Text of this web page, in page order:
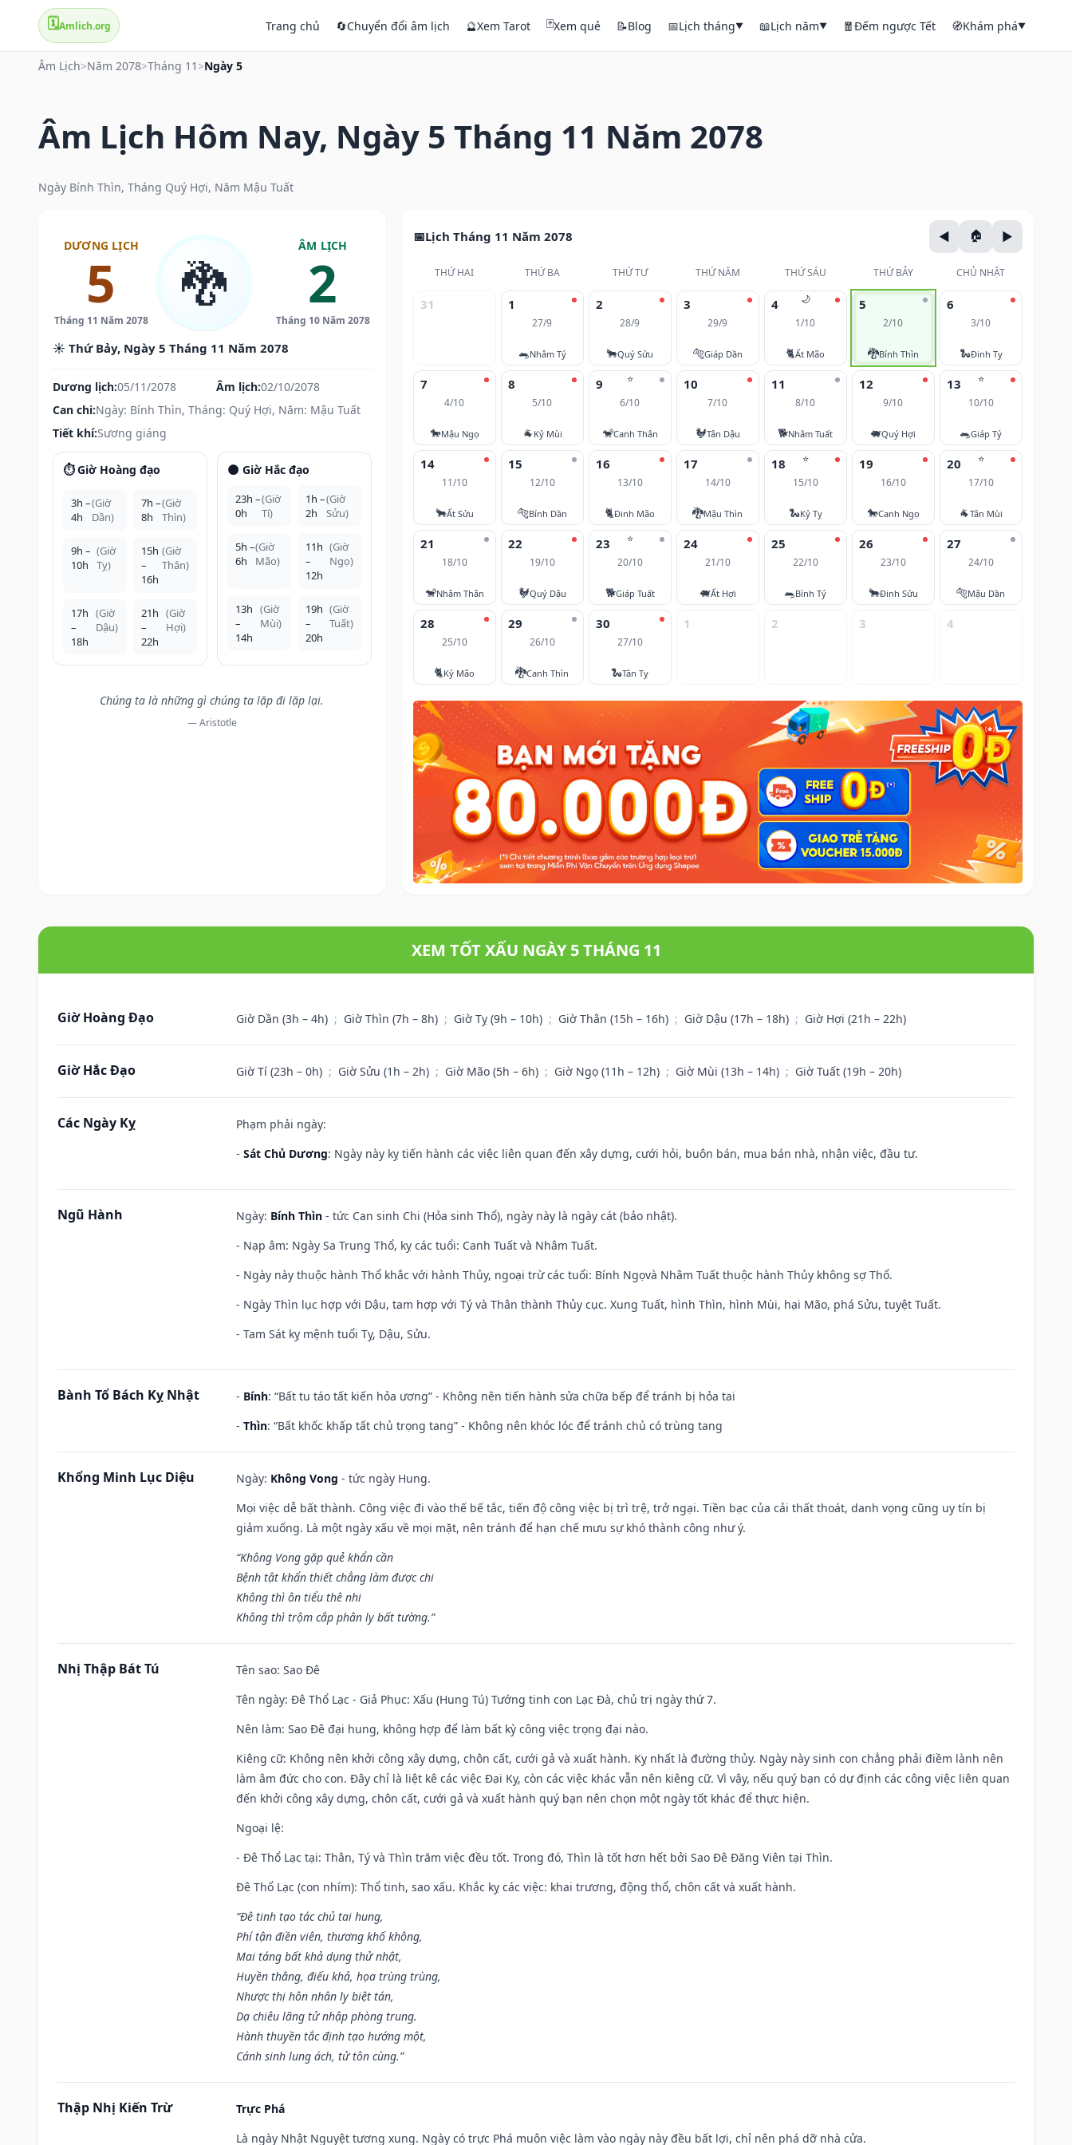
🗓️Amlich.org Trang chủ 🔄Chuyển đổi âm lịch 🔮Xem Tarot 🃏Xem quẻ 📝Blog 📅Lịch tháng▼ 📖Lịch năm▼ 🧧Đếm ngược Tết 🧭Khám phá▼
Âm Lịch>Năm 2078>Tháng 11 >Ngày 5
Âm Lịch Hôm Nay, Ngày 5 Tháng 11 Năm 2078
Ngày Bính Thìn, Tháng Quý Hợi, Năm Mậu Tuất
DƯƠNG LỊCH
5
Tháng 11 Năm 2078
🐉
ÂM LỊCH
2
Tháng 10 Năm 2078
☀️ Thứ Bảy, Ngày 5 Tháng 11 Năm 2078
Dương lịch:05/11/2078 Âm lịch:02/10/2078
Can chi:Ngày: Bính Thìn, Tháng: Quý Hợi, Năm: Mậu Tuất
Tiết khí:Sương giáng
⏱️ Giờ Hoàng đạo
3h –
4h
(Giờ
Dần)
7h –
8h
(Giờ
Thìn)
9h –
10h
(Giờ
Tỵ)
15h
–
16h
(Giờ
Thân)
17h
–
18h
(Giờ
Dậu)
21h
–
22h
(Giờ
Hợi)
🌑 Giờ Hắc đạo
23h –
0h
(Giờ
Tí)
1h –
2h
(Giờ
Sửu)
5h –
6h
(Giờ
Mão)
11h
–
12h
(Giờ
Ngọ)
13h
–
14h
(Giờ
Mùi)
19h
–
20h
(Giờ
Tuất)
Chúng ta là những gì chúng ta lặp đi lặp lại.
— Aristotle
Lịch Tháng 11 Năm 2078
THỨ HAI THỨ BA THỨ TƯ THỨ NĂM THỨ SÁU THỨ BẢY CHỦ NHẬT
31 1
27/9
🐀Nhâm Tý
2
28/9
🐂Quý Sửu
3
29/9
🐅Giáp Dần
🌙
4
1/10
🐈Ất Mão
5
2/10
🐉Bính Thìn
6
3/10
🐍Đinh Tỵ
7
4/10
🐎Mậu Ngọ
8
5/10
🐐 Kỷ Mùi
⭐
9
6/10
🐒Canh Thân
10
7/10
🐓Tân Dậu
11
8/10
🐕Nhâm Tuất
12
9/10
🐖Quý Hợi
⭐
13
10/10
🐀Giáp Tý
14
11/10
🐂Ất Sửu
15
12/10
🐅Bính Dần
16
13/10
🐈Đinh Mão
17
14/10
🐉Mậu Thìn
⭐
18
15/10
🐍Kỷ Tỵ
19
16/10
🐎Canh Ngọ
⭐
20
17/10
🐐Tân Mùi
21
18/10
🐒Nhâm Thân
22
19/10
🐓Quý Dậu
⭐
23
20/10
🐕Giáp Tuất
24
21/10
🐖Ất Hợi
25
22/10
🐀Bính Tý
26
23/10
🐂Đinh Sửu
27
24/10
🐅Mậu Dần
28
25/10
🐈Kỷ Mão
29
26/10
🐉Canh Thìn
30
27/10
🐍Tân Tỵ
1 2 3 4
XEM TỐT XẤU NGÀY 5 THÁNG 11
Giờ Hoàng Đạo Giờ Dần (3h – 4h) ; Giờ Thìn (7h – 8h) ; Giờ Tỵ (9h – 10h) ; Giờ Thân (15h – 16h) ; Giờ Dậu (17h – 18h) ; Giờ Hợi (21h – 22h)
Giờ Hắc Đạo Giờ Tí (23h – 0h) ; Giờ Sửu (1h – 2h) ; Giờ Mão (5h – 6h) ; Giờ Ngọ (11h – 12h) ; Giờ Mùi (13h – 14h) ; Giờ Tuất (19h – 20h)
Các Ngày Kỵ
Phạm phải ngày:
- Sát Chủ Dương: Ngày này kỵ tiến hành các việc liên quan đến xây dựng, cưới hỏi, buôn bán, mua bán nhà, nhận việc, đầu tư.
Ngũ Hành Ngày: Bính Thìn - tức Can sinh Chi (Hỏa sinh Thổ), ngày này là ngày cát (bảo nhật).
- Nạp âm: Ngày Sa Trung Thổ, kỵ các tuổi: Canh Tuất và Nhâm Tuất.
- Ngày này thuộc hành Thổ khắc với hành Thủy, ngoại trừ các tuổi: Bính Ngọvà Nhâm Tuất thuộc hành Thủy không sợ Thổ.
- Ngày Thìn lục hợp với Dậu, tam hợp với Tý và Thân thành Thủy cục. Xung Tuất, hình Thìn, hình Mùi, hại Mão, phá Sửu, tuyệt Tuất.
- Tam Sát kỵ mệnh tuổi Tỵ, Dậu, Sửu.
Bành Tổ Bách Kỵ Nhật - Bính: “Bất tu táo tất kiến hỏa ương” - Không nên tiến hành sửa chữa bếp để tránh bị hỏa tai
- Thìn: “Bất khốc khấp tất chủ trọng tang” - Không nên khóc lóc để tránh chủ có trùng tang
Khổng Minh Lục Diệu Ngày: Không Vong - tức ngày Hung.
Mọi việc dễ bất thành. Công việc đi vào thế bế tắc, tiến độ công việc bị trì trệ, trở ngại. Tiền bạc của cải thất thoát, danh vọng cũng uy tín bị
giảm xuống. Là một ngày xấu về mọi mặt, nên tránh để hạn chế mưu sự khó thành công như ý.
“Không Vong gặp quẻ khẩn cần
Bệnh tật khẩn thiết chẳng làm được chi
Không thì ôn tiểu thê nhi
Không thì trộm cắp phân ly bất tường.”
Nhị Thập Bát Tú Tên sao: Sao Đê
Tên ngày: Đê Thổ Lạc - Giả Phục: Xấu (Hung Tú) Tướng tinh con Lạc Đà, chủ trị ngày thứ 7.
Nên làm: Sao Đê đại hung, không hợp để làm bất kỳ công việc trọng đại nào.
Kiêng cữ: Không nên khởi công xây dựng, chôn cất, cưới gả và xuất hành. Kỵ nhất là đường thủy. Ngày này sinh con chẳng phải điềm lành nên
làm âm đức cho con. Đây chỉ là liệt kê các việc Đại Kỵ, còn các việc khác vẫn nên kiêng cữ. Vì vậy, nếu quý bạn có dự định các công việc liên quan
đến khởi công xây dựng, chôn cất, cưới gả và xuất hành quý bạn nên chọn một ngày tốt khác để thực hiện.
Ngoại lệ:
- Đê Thổ Lạc tại: Thân, Tý và Thìn trăm việc đều tốt. Trong đó, Thìn là tốt hơn hết bởi Sao Đê Đăng Viên tại Thìn.
Đê Thổ Lạc (con nhím): Thổ tinh, sao xấu. Khắc kỵ các việc: khai trương, động thổ, chôn cất và xuất hành.
“Đê tinh tạo tác chủ tai hung,
Phí tận điền viên, thương khố không,
Mai táng bất khả dụng thử nhật,
Huyền thằng, điếu khả, họa trùng trùng,
Nhược thị hôn nhân ly biệt tán,
Dạ chiêu lãng tử nhập phòng trung.
Hành thuyền tắc định tạo hướng một,
Cánh sinh lung ách, tử tôn cùng.”
Thập Nhị Kiến Trừ
Trực Phá
Là ngày Nhật Nguyệt tương xung. Ngày có trực Phá muôn việc làm vào ngày này đều bất lợi, chỉ nên phá dỡ nhà cửa.